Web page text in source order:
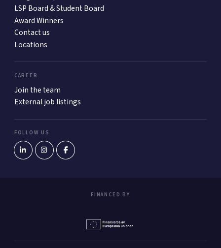
LSP Board & Student Board
Award Winners
Contact us
Locations
CAREER
Join the team
External job listings
FOLLOW US
FINANCED BY